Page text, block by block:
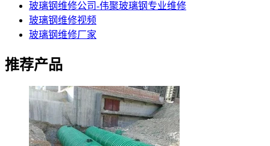
玻璃钢维修公司-伟聚玻璃钢专业维修
玻璃钢维修视频
玻璃钢维修厂家
推荐产品